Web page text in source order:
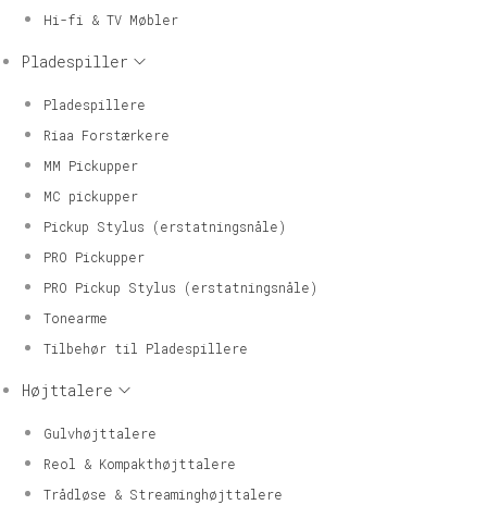
Hi-fi & TV Møbler
Pladespiller
Pladespillere
Riaa Forstærkere
MM Pickupper
MC pickupper
Pickup Stylus (erstatningsnåle)
PRO Pickupper
PRO Pickup Stylus (erstatningsnåle)
Tonearme
Tilbehør til Pladespillere
Højttalere
Gulvhøjttalere
Reol & Kompakthøjttalere
Trådløse & Streaminghøjttalere